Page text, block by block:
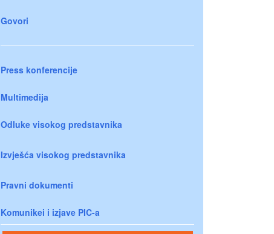
Govori
Press konferencije
Multimedija
Odluke visokog predstavnika
Izvješća visokog predstavnika
Pravni dokumenti
Komunikei i izjave PIC-a